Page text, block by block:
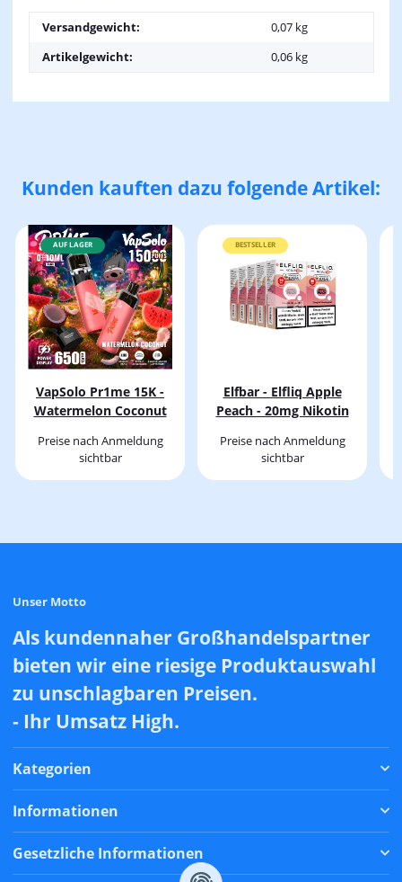
Versandgewicht:
0,07 kg
Artikelgewicht:
0,06 kg
Kunden kauften dazu folgende Artikel:
AUF LAGER
VapSolo Pr1me 15K -
Watermelon Coconut
Preise nach Anmeldung
sichtbar
BESTSELLER
Elfbar - Elfliq Apple
Peach - 20mg Nikotin
Preise nach Anmeldung
sichtbar
Unser Motto
Als kundennaher Großhandelspartner
bieten wir eine riesige Produktauswahl
zu unschlagbaren Preisen.
- Ihr Umsatz High.
Kategorien
Informationen
Gesetzliche Informationen